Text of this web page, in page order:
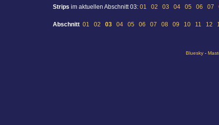
Strips im aktuellen Abschnitt 03: 01 02 03 04 05 06 07
Abschnitt 01 02 03 04 05 06 07 08 09 10 11 12
Bluesky-